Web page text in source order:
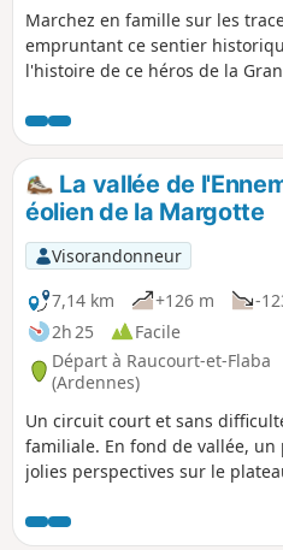
Marchez en famille sur les
empruntant ce sentier
l'histoire de ce héros de la
irez de panneau
pour découvrir les principales
les actes héroïques de York
l'anéantissement et
Forêt d'Argonne.
La vallée de
éolien de la Margotte
Visorandonneur
7,14 km
+126 m
-
2h 25
Facile
Départ à Raucourt-et-Flaba
(Ardennes)
Un circuit court et sans
familiale. En fond de vallée,
jolies perspectives sur le